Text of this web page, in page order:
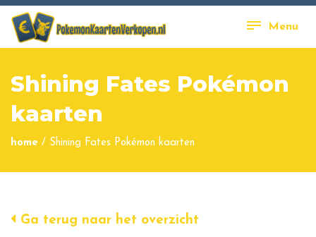
Menu
Shining Fates Pokémon
kaarten
home / Shining Fates Pokémon kaarten
Ga terug naar het overzicht